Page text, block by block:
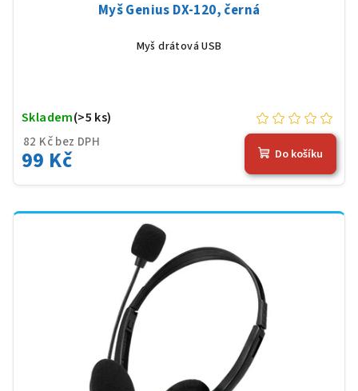
Myš Genius DX-120, černá
Myš drátová USB
82 Kč bez DPH
99 Kč
Skladem(>5 ks)
Do košíku